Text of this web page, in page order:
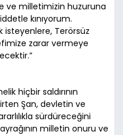
ve milletimizin huzuruna
kınıyorum.
isteyenlere, Terörsüz
zarar vermeye
hiçbir saldırının
Şan, devletin ve
sürdüreceğini
milletin onuru ve